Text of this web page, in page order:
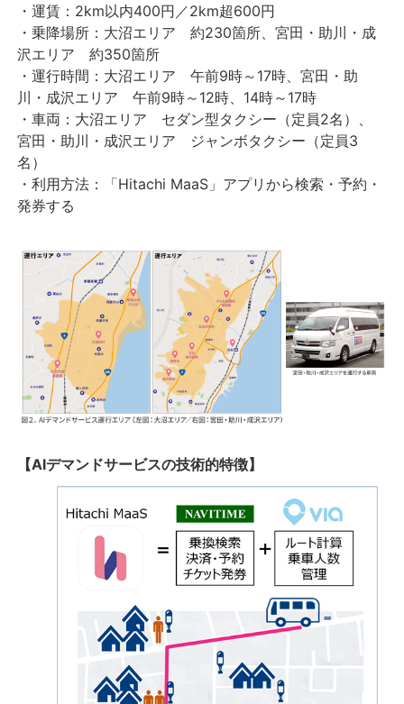
・運賃：2km以内400円／2km超600円
・乗降場所：大沼エリア 約230箇所、宮田・助川・成
沢エリア 約350箇所
・運行時間：大沼エリア 午前9時～17時、宮田・助
川・成沢エリア 午前9時～12時、14時～17時
・車両：大沼エリア セダン型タクシー（定員2名）、
宮田・助川・成沢エリア ジャンボタクシー（定員3
名）
・利用方法：「Hitachi MaaS」アプリから検索・予約・
発券する
【AIデマンドサービスの技術的特徴】